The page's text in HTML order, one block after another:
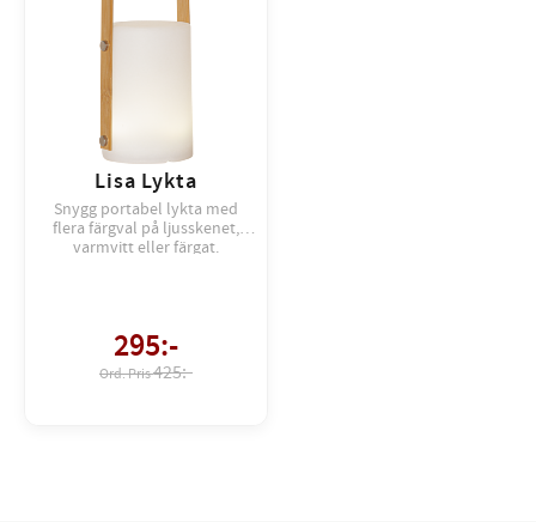
Lisa Lykta
Snygg portabel lykta med
flera färgval på ljusskenet,
varmvitt eller färgat.
295:-
425:-